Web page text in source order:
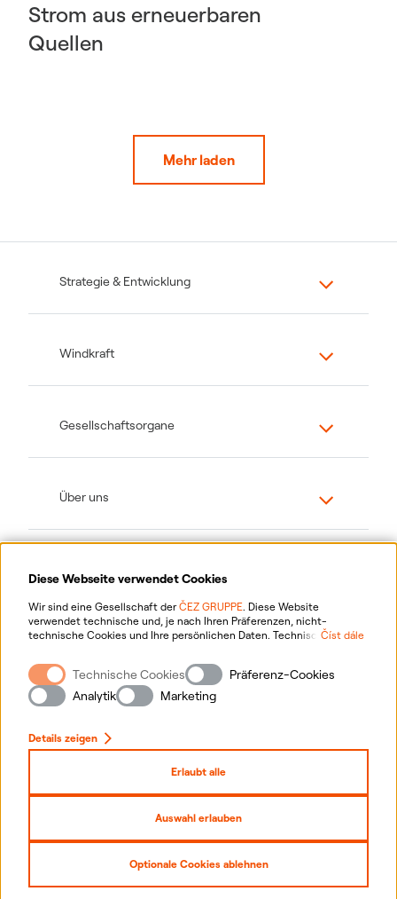
Diese Webseite verwendet Cookies
Wir sind eine Gesellschaft derČEZ GRUPPE. Diese Website
verwendet technische und, je nach Ihren Präferenzen, nicht-
technische Cookies und Ihre persönlichen Daten. Technische
technische Cookies werden hauptsächlich verwendet, um die
Website auf Ihre Präferenzen zuzuschneiden, um Werbung zu
personalisieren und für Analysen. Sie können uns Ihre Zustimmung
zur Sammlung und Verarbeitung von nicht-technischen Cookies und
Rechte, die Verarbeitung personenbezogener Daten und die
Möglichkeit, Ihre Zustimmung zu widerrufen, klicken Sie bitte "hier".
Číst dále
Technische Cookies
Präferenz-Cookies
Analytik
Marketing
Details zeigen
Erlaubt alle
Auswahl erlauben
Optionale Cookies ablehnen
Strom aus erneuerbaren
Quellen
Mehr laden
Strategie & Entwicklung
Windkraft
Gesellschaftsorgane
Über uns
Informationen zur Verarbeitung personenbezogener Daten
Cookie-Einstellungen
Seitenverzeichnis